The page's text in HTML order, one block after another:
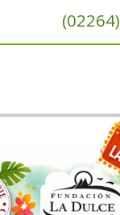
(02264)